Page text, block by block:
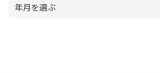
年月を選ぶ